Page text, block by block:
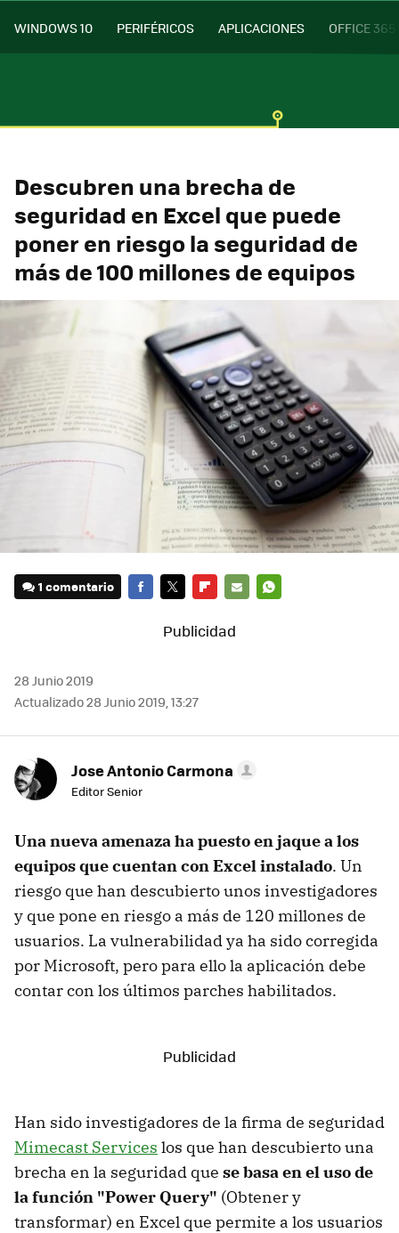
WINDOWS 10 PERIFÉRICOS APLICACIONES OFFICE 365
Descubren una brecha de
seguridad en Excel que puede
poner en riesgo la seguridad de
más de 100 millones de equipos
1 comentario
MAIL
28 Junio 2019
Actualizado 28 Junio 2019, 13:27
Jose Antonio Carmona
Editor Senior
Una nueva amenaza ha puesto en jaque a los
equipos que cuentan con Excel instalado. Un
riesgo que han descubierto unos investigadores
y que pone en riesgo a más de 120 millones de
usuarios. La vulnerabilidad ya ha sido corregida
por Microsoft, pero para ello la aplicación debe
contar con los últimos parches habilitados.
Han sido investigadores de la firma de seguridad
Mimecast Services los que han descubierto una
brecha en la seguridad que se basa en el uso de
la función "Power Query" (Obtener y
transformar) en Excel que permite a los usuarios